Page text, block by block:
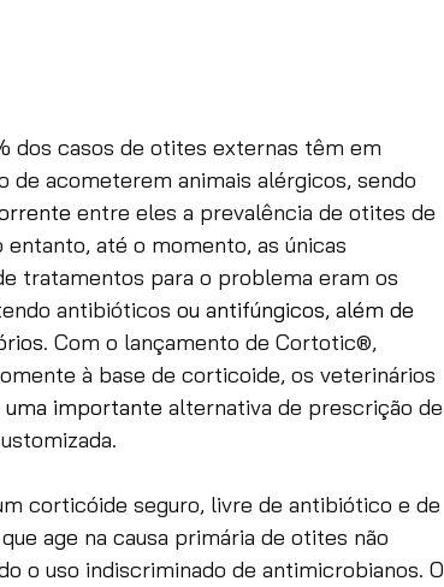
dos casos de otites externas têm em
de acometerem animais alérgicos, sendo
entre eles a prevalência de otites de
entanto, até o momento, as únicas
tratamentos para o problema eram os
antibióticos ou antifúngicos, além de
. Com o lançamento de Cortotic®,
à base de corticoide, os veterinários
uma importante alternativa de prescrição de
corticóide seguro, livre de antibiótico e de
age na causa primária de otites não
o uso indiscriminado de antimicrobianos. O